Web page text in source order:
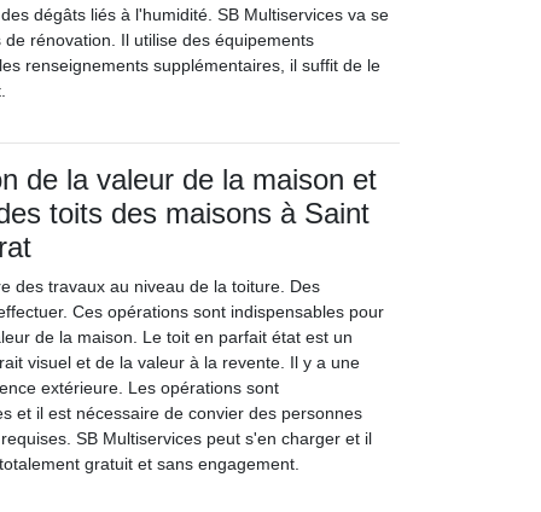
dégâts liés à l'humidité. SB Multiservices va se
rénovation. Il utilise des équipements
renseignements supplémentaires, il suffit de le
de la valeur de la maison et
toits des maisons à Saint
des travaux au niveau de la toiture. Des
Ces opérations sont indispensables pour
de la maison. Le toit en parfait état est un
visuel et de la valeur à la revente. Il y a une
extérieure. Les opérations sont
et il est nécessaire de convier des personnes
SB Multiservices peut s'en charger et il
gratuit et sans engagement.